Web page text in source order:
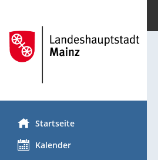
Startseite
Kalender